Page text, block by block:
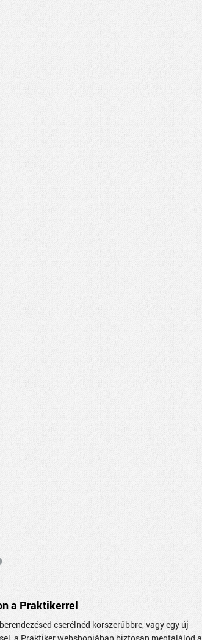
a Praktikerrel
cserélnéd korszerűbbre, vagy egy új